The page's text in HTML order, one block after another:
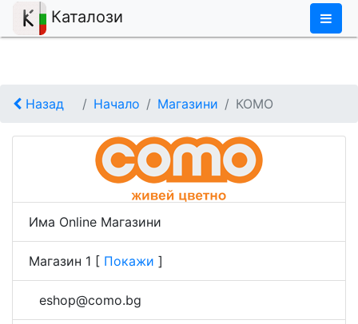
Каталози ×
Назад Начало Магазини КОМО
Има Online Магазини
Магазин 1 [ Покажи ]
eshop@como.bg